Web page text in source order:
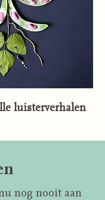
luisterverhalen
nog nooit aan